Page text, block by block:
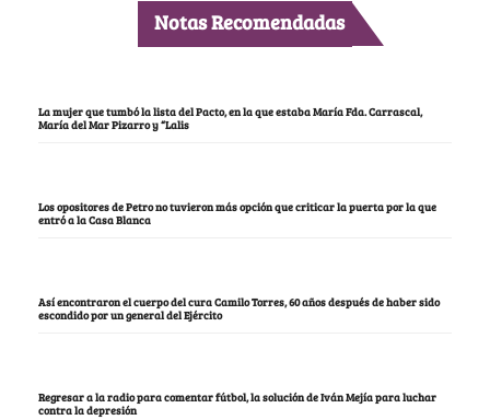
Notas Recomendadas
La mujer que tumbó la lista del Pacto, en la que estaba María Fda. Carrascal,
María del Mar Pizarro y “Lalis
Los opositores de Petro no tuvieron más opción que criticar la puerta por la que
entró a la Casa Blanca
Así encontraron el cuerpo del cura Camilo Torres, 60 años después de haber sido
escondido por un general del Ejército
Regresar a la radio para comentar fútbol, la solución de Iván Mejía para luchar
contra la depresión